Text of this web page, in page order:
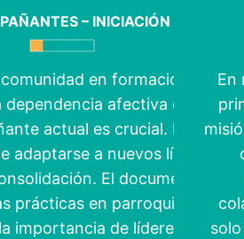
– INICIACIÓN
en formación,
afectiva del
actual es crucial. La
adaptarse a nuevos líderes
El documento
prácticas en parroquias»
importancia de líderes
En